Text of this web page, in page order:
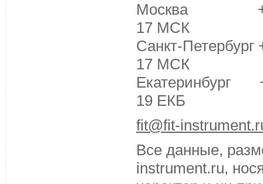
Москва +7
17 МСК
Санкт-
17 МСК
Екатеринбург
19 ЕКБ
fit@fit-
Все данные,
instrument.ru,